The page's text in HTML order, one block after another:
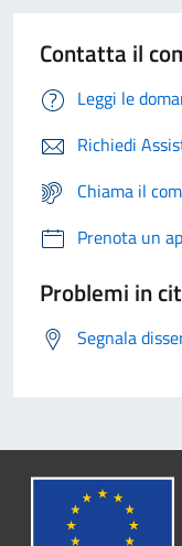
Contatta il
Leggi le
Richiedi
Chiama il
Prenota un
Problemi in
Segnala